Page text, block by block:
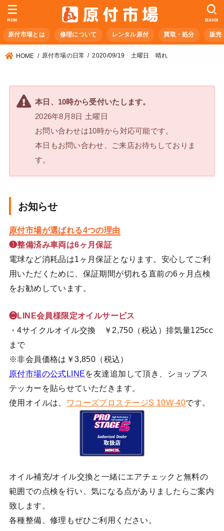
原付市場とは 修理について レンタル原付 買取・処分 販売
SEARCH
MENU
HOME 原付市場の日常 2020/09/19 土曜日 晴れ
本日、10時から受付いたします。
2026年8月8日 土曜日
お問い合わせは10時から対応可能です。
本日もお問い合わせ、ご来店お待ちしておりま
す。
お知らせ
原付市場が選ばれる4つの理由
❶整備済み車両は6ヶ月保証
電球など消耗品は1ヶ月保証となります。安心してご利
用いただくために、保証期間が切れる直前の6ヶ月点検
をお勧めしています。
❷LINE会員様限定オイルサービス
・4サイクルオイル交換 ￥2,750（税込）排気量125cc
まで
※非会員価格は￥3,850（税込）
原付市場の公式LINEを友達追加して頂き、ショップス
テッカーを貼らせていただきます。
使用オイルは、
ワコーズプロステージS 10W-40です。
オイル補充/オイル交換と一緒にエアチェックと無料の
範囲での点検を行い、気になる点がありましたらご案内
致します。
各種整備、修理もぜひご利用ください。